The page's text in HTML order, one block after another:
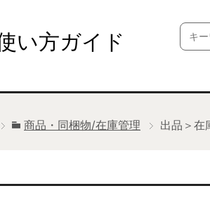
い方ガイド
for:
商品・同梱物/在庫管理 出品＞在